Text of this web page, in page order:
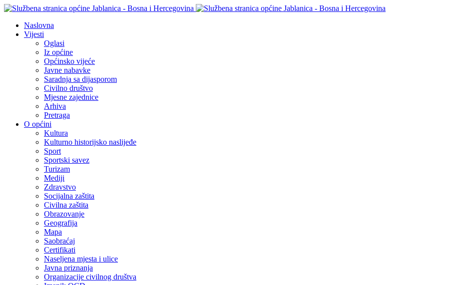
Naslovna
Vijesti
Oglasi
Iz općine
Općinsko vijeće
Javne nabavke
Saradnja sa dijasporom
Civilno društvo
Mjesne zajednice
Arhiva
Pretraga
O općini
Kultura
Kulturno historijsko naslijeđe
Sport
Sportski savez
Turizam
Mediji
Zdravstvo
Socijalna zaštita
Civilna zaštita
Obrazovanje
Geografija
Mapa
Saobraćaj
Certifikati
Naseljena mjesta i ulice
Javna priznanja
Organizacije civilnog društva